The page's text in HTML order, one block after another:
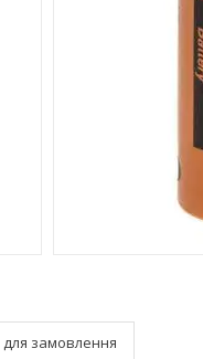
для замовлення